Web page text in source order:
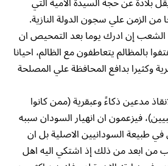
الزمن علي سجون الدولة النازية.
الشعب إن ادرك يوما بعد التمحيص ان
بالمظالم يتعاطفون مع الظالم، احيانا
وكثيرا بدافع المحافظة علي المصلحة
مدعين ذكاءً وعبقرية (ممن كانوا
فيزعمون ان انهيار السودان سببه
طبيعة السودانيين الاصلية بل ان
من ابعد من ذلك إذ اشتكي اليه اهل